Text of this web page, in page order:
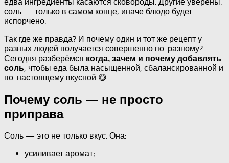
соль — только в самом конце, иначе блюдо будет
испорчено.
Так где же правда? И почему один и тот же рецепт у
разных людей получается совершенно по-разному?
Сегодня разберёмся когда, зачем и почему добавлять
соль, чтобы еда была насыщенной, сбалансированной и
по-настоящему вкусной 😋.
Почему соль — не просто
приправа
Соль — это не только вкус. Она:
усиливает аромат;